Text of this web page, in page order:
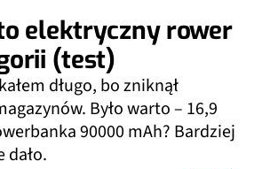
elektryczny rower
(test)
długo, bo zniknął
Było warto – 16,9
90000 mAh? Bardziej
dało.